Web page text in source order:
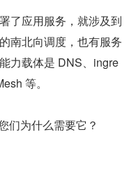
了应用服务，就涉及到
南北向调度，也有服务
力载体是 DNS、ingre
等。
们为什么需要它？